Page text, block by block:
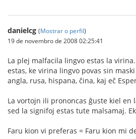
danielcg (Mostrar o perfil)
19 de novembro de 2008 02:25:41
La plej malfacila lingvo estas la
estas, ke virina lingvo povas sin
angla, rusa, hispana, ĉina, kaj eĉ
La vortojn ili prononcas ĝuste kiel en
sed la signifoj estas tute malsamaj.
Faru kion vi preferas = Faru kion mi